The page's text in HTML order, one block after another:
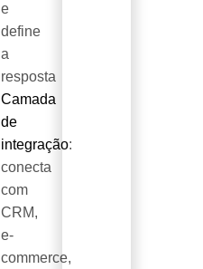
e
define
a
resposta
Camada
de
integração:
conecta
com
CRM,
e-
commerce,